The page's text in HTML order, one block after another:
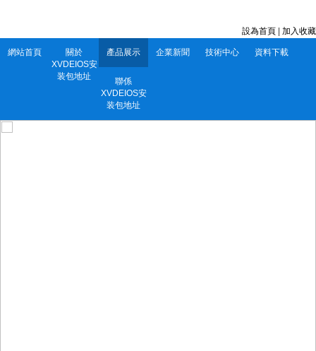
設為首頁 加入收藏
網站首頁
關於
XVDEIOS安
装包地址
產品展示 企業新聞 技術中心 資料下載
聯係
XVDEIOS安
装包地址